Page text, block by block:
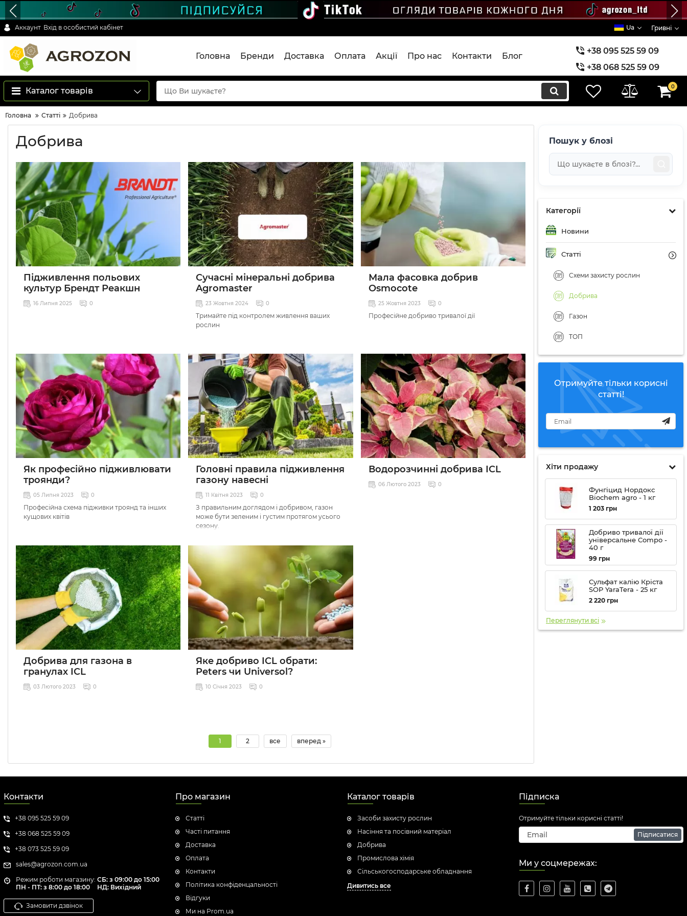
Аккаунт Вхід в особистий кабінет Ua Гривні
Головна Бренди Доставка Оплата Акції Про нас Контакти Блог
+38 095 525 59 09
+38 068 525 59 09
+38 073 525 59 09
Каталог товарів 0
Головна Статті Добрива
Пошук у блозі
Категорії
Новини
Статті
Схеми захисту рослин
Добрива
Газон
ТОП
Отримуйте тільки корисні
статті!
Хіти продажу
Фунгіцид Нордокс
Biochem agro - 1 кг
1 203 грн
Добриво тривалої дії
універсальне Compo -
40 г
99 грн
Сульфат калію Кріста
SOP YaraTera - 25 кг
2 220 грн
Переглянути всі
Добрива
Підживлення польових
культур Брендт Реакшн
16 Липня 2025 0
Сучасні мінеральні добрива
Agromaster
23 Жовтня 2024 0
Тримайте під контролем живлення ваших
рослин
Мала фасовка добрив
Osmocote
25 Жовтня 2023 0
Професійне добриво тривалої дії
Як професійно підживлювати
троянди?
05 Липня 2023 0
Професійна схема підживки троянд та інших
кущових квітів
Головні правила підживлення
газону навесні
11 Квітня 2023 0
З правильним доглядом і добривом, газон
може бути зеленим і густим протягом усього
сезону.
Водорозчинні добрива ICL
06 Лютого 2023 0
Добрива для газона в
гранулах ICL
03 Лютого 2023 0
Яке добриво ICL обрати:
Peters чи Universol?
10 Січня 2023 0
1 2 все вперед »
Контакти
+38 095 525 59 09
+38 068 525 59 09
+38 073 525 59 09
sales@agrozon.com.ua
Режим роботи магазину:
ПН - ПТ: з 8:00 до 18:00
СБ: з 09:00 до 15:00
НД: Вихідний
Замовити дзвінок
Про магазин
Статті
Часті питання
Доставка
Оплата
Контакти
Політика конфіденцальності
Відгуки
Ми на Prom.ua
Каталог товарів
Засоби захисту рослин
Насіння та посівний матеріал
Добрива
Промислова хімія
Сільськогосподарське обладнання
Дивитись все
Підписка
Отримуйте тільки корисні статті!
Підписатися
Ми у соцмережах: